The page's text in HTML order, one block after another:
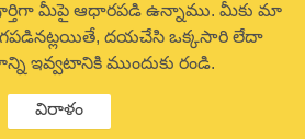
మీపై ఆధారపడి ఉన్నాము. మీకు మా
దయచేసి ఒక్కసారి లేదా
ఇవ్వటానికి ముందుకు రండి.
విరాళం